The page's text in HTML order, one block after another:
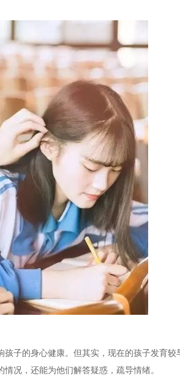
子的身心健康。但其实，现在的孩子发育较
况，还能为他们解答疑惑，疏导情绪。